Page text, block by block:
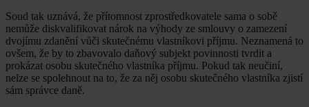
Soud tak uznává, že přítomnost zprostředkovatele sama o sobě
nemůže diskvalifikovat nárok na výhody ze smlouvy o zamezení
dvojímu zdanění vůči skutečnému vlastníkovi příjmu. Neznamená to
ovšem, že by to zbavovalo daňový subjekt povinnosti tvrdit a
prokázat osobu skutečného vlastníka příjmu. Pokud tak neučiní,
nelze se spolehnout na to, že za něj osobu skutečného vlastníka zjistí
sám správce daně.